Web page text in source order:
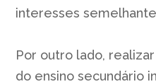
interesses
Por outro lado,
do ensino secundário